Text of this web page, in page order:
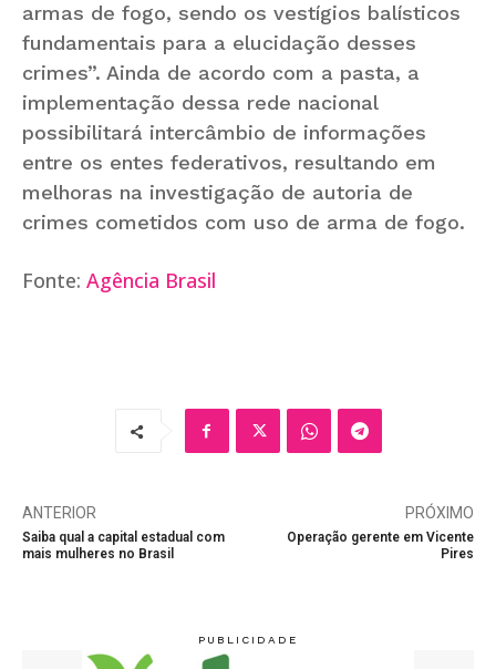
armas de fogo, sendo os vestígios balísticos
fundamentais para a elucidação desses
crimes”. Ainda de acordo com a pasta, a
implementação dessa rede nacional
possibilitará intercâmbio de informações
entre os entes federativos, resultando em
melhoras na investigação de autoria de
crimes cometidos com uso de arma de fogo.
Fonte: Agência Brasil
ANTERIOR
Saiba qual a capital estadual com
mais mulheres no Brasil
PRÓXIMO
Operação gerente em Vicente
Pires